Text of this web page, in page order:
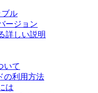
ブル
ージョン
詳しい説明
いて
の利用方法
は